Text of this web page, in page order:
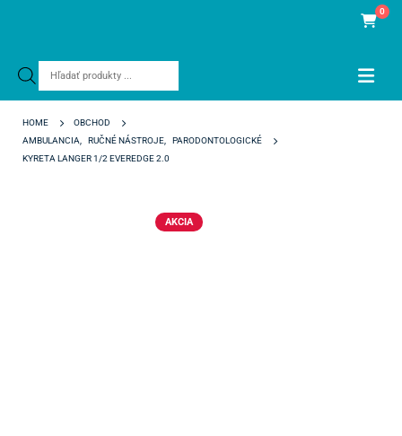
Products
0
HOME
OBCHOD
AMBULANCIA
RUČNÉ NÁSTROJE
PARODONTOLOGICKÉ
KYRETA LANGER 1/2 EVEREDGE 2.0
AKCIA